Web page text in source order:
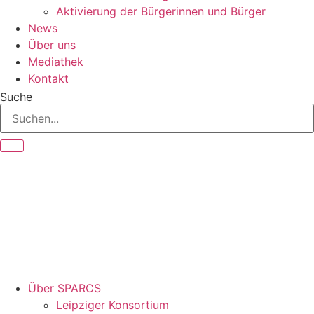
Aktivierung der Bürgerinnen und Bürger
News
Über uns
Mediathek
Kontakt
Suche
Über SPARCS
Leipziger Konsortium